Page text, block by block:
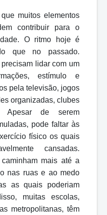
muitos elementos
contribuir para o
O ritmo hoje é
que no passado.
lidar com um
estímulo e
pela televisão, jogos
organizadas, clubes
de serem
pode faltar às
físico os quais
cansadas.
mais até a
nas ruas e ao medo
as quais poderiam
muitas escolas,
metropolitanas, têm